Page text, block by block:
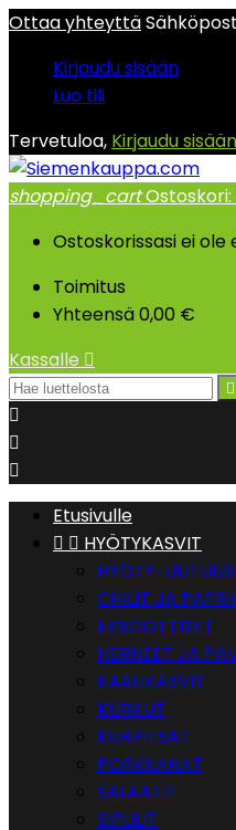
Ottaa yhteyttä
Kirjaudu sisään
Luo tili
Tervetuloa, Kirjaudu sisään
shopping_cartOstoskori:
Ostoskorissasi ei
Toimitus
Yhteensä0,00 €
Kassalle 




Etusivulle
  HYÖTYKASVIT
HYÖTY-
CHILIT JA
EKSOOTTISET
HERNEET JA
KAALIKASVIT
KURKUT
KURPITSAT
PORKKANAT
SALAATIT
SIPULIT